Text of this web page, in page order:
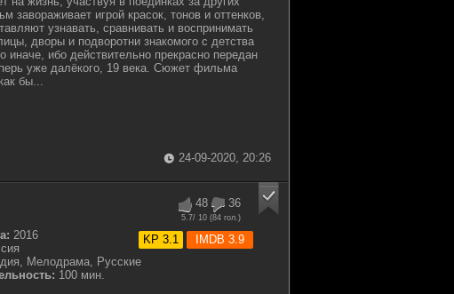
завораживает игрой красок, тонов и оттенков,
узнавать, сравнивать и воспринимать
дворы и подворотни знакомого с детства
иначе, ибо действительно прекрасно передан
уже далёкого, 19 века. Сюжет фильма
бы...
24-09-2020, 20:26
48 36
5.7/ 10 (84 гол.)
KP 3.1 IMDB 3.9
2016
Мелодрама, Русские
100 мин.